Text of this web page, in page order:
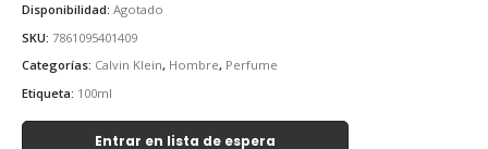
Disponibilidad: Agotado
SKU: 7861095401409
Categorías: Calvin Klein, Hombre, Perfume
Etiqueta: 100ml
Entrar en lista de espera